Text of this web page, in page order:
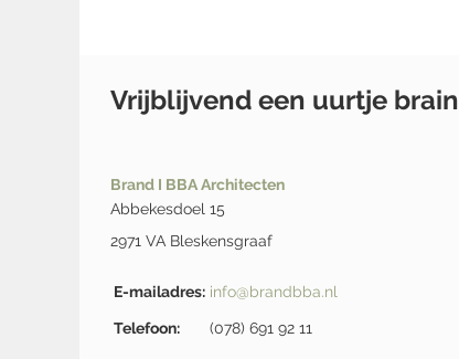
Vrijblijvend een uurtje
Brand I BBA Architecten
Abbekesdoel 15
2971 VA Bleskensgraaf
E-mailadres: info@brandbba.nl
Telefoon: (078) 691 92 11